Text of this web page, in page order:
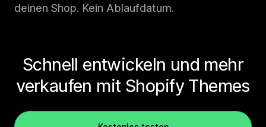
deinen Shop. Kein Ablaufdatum.
Schnell entwickeln und mehr
verkaufen mit Shopify Themes